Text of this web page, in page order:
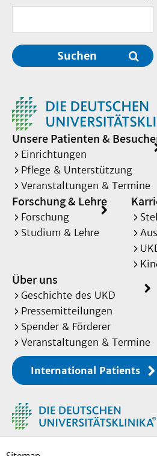
Suchen
Unsere Patienten &
Einrichtungen
Pflege & Unterstützung
Veranstaltungen & Termine
Forschung & Lehre
Forschung
Studium & Lehre
Über uns
Geschichte des UKD
Pressemitteilungen
Spender & Förderer
Veranstaltungen & Termine
International Patients